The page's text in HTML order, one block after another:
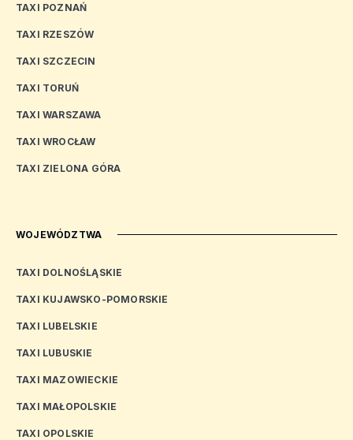
TAXI POZNAŃ
TAXI RZESZÓW
TAXI SZCZECIN
TAXI TORUŃ
TAXI WARSZAWA
TAXI WROCŁAW
TAXI ZIELONA GÓRA
WOJEWÓDZTWA
TAXI DOLNOŚLĄSKIE
TAXI KUJAWSKO-POMORSKIE
TAXI LUBELSKIE
TAXI LUBUSKIE
TAXI MAZOWIECKIE
TAXI MAŁOPOLSKIE
TAXI OPOLSKIE